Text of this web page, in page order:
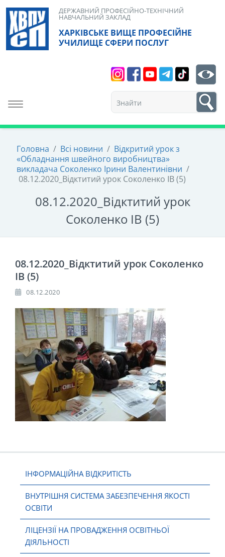
Skip
content
ХАРКІВСЬКЕ ВИЩЕ ПРОФЕСІЙНЕ
УЧИЛИЩЕ СФЕРИ ПОСЛУГ
ДЕРЖАВНИЙ ПРОФЕСІЙНО-ТЕХНІЧНИЙ
НАВЧАЛЬНИЙ ЗАКЛАД
Toggle navigation
1
Головна / Всі новини / Відкритий урок з
«Обладнання швейного виробництва»
викладача Соколенко Ірини Валентинівни /
08.12.2020_Відктитий урок Соколенко ІВ (5)
08.12.2020_Відктитий урок
Соколенко ІВ (5)
ІНФОРМАЦІЙНА ВІДКРИТІСТЬ
ВНУТРІШНЯ СИСТЕМА ЗАБЕЗПЕЧЕННЯ ЯКОСТІ
ОСВІТИ
ЛІЦЕНЗІЇ НА ПРОВАДЖЕННЯ ОСВІТНЬОЇ
ДІЯЛЬНОСТІ
08.12.2020_Відктитий урок Соколенко
ІВ (5)
08.12.2020